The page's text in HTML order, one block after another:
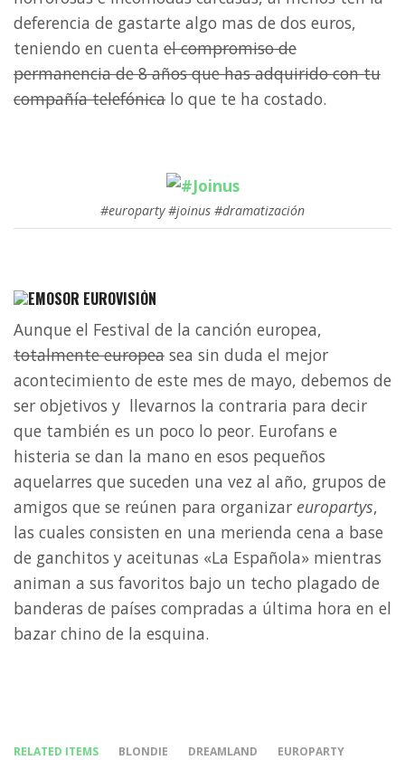
deferencia de gastarte algo mas de dos euros,
teniendo en cuenta el compromiso de
permanencia de 8 años que has adquirido con tu
compañía telefónica lo que te ha costado.
#europarty #joinus #dramatización
EUROVISIÓN
Aunque el Festival de la canción europea,
totalmente europea sea sin duda el mejor
acontecimiento de este mes de mayo, debemos de
ser objetivos y llevarnos la contraria para decir
que también es un poco lo peor. Eurofans e
histeria se dan la mano en esos pequeños
aquelarres que suceden una vez al año, grupos de
amigos que se reúnen para organizar europartys,
las cuales consisten en una merienda cena a base
de ganchitos y aceitunas «La Española» mientras
animan a sus favoritos bajo un techo plagado de
banderas de países compradas a última hora en el
bazar chino de la esquina.
RELATED ITEMS BLONDIE DREAMLAND
EUROPARTY